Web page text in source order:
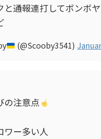
と通報連打してボンボ
(@Scooby3541)
の注意点
ー多い人